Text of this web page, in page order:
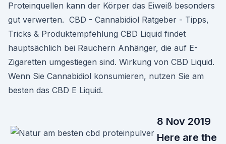
Proteinquellen kann der Körper das Eiweiß besonders
gut verwerten. ️ CBD - Cannabidiol Ratgeber - Tipps,
Tricks & Produktempfehlung CBD Liquid findet
hauptsächlich bei Rauchern Anhänger, die auf E-
Zigaretten umgestiegen sind. Wirkung von CBD Liquid.
Wenn Sie Cannabidiol konsumieren, nutzen Sie am
besten das CBD E Liquid.
8 Nov 2019
Here are the